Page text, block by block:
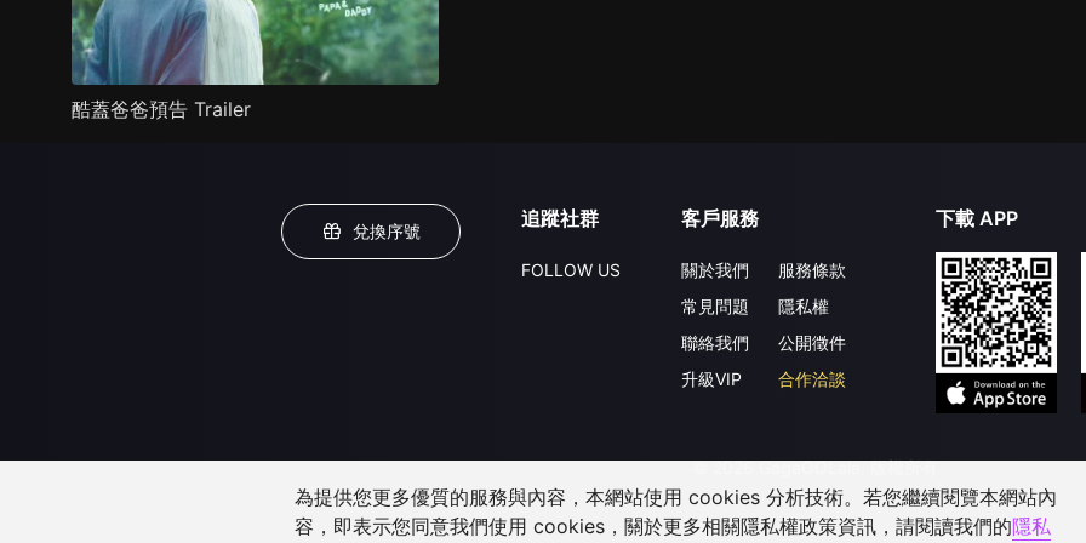
酷蓋爸爸預告 Trailer
兌換序號
追蹤社群
FOLLOW US
客戶服務
關於我們
常見問題
聯絡我們
升級VIP
服務條款
隱私權
公開徵件
合作洽談
下載 APP
©2026 GagaOOLala.版權所有
為提供您更多優質的服務與內容，本網站使用 cookies 分析技術。若您繼續閱覽本網站內
容，即表示您同意我們使用 cookies，關於更多相關隱私權政策資訊，請閱讀我們的隱私